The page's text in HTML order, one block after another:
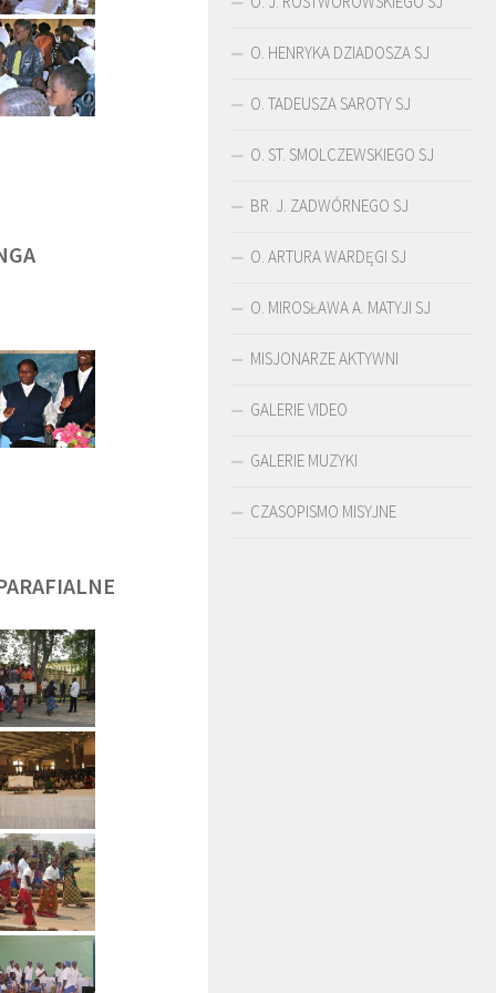
ŚLADAMI BEYZYMA DUCHOWOŚĆ
BR. JERZY
ZADWÓRNY SJ
O. HENRYKA DZIADOSZA SJ
O. TADEUSZA SAROTY SJ
O. ST. SMOLCZEWSKIEGO SJ
BR. J. ZADWÓRNEGO SJ
O. ARTURA WARDĘGI SJ
O. MIROSŁAWA A. MATYJI SJ
MISJONARZE AKTYWNI
GALERIE VIDEO
GALERIE MUZYKI
CZASOPISMO MISYJNE